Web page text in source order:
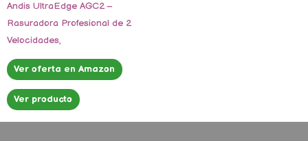
Andis UltraEdge AGC2 –
Rasuradora Profesional de 2
Velocidades,
Ver oferta en Amazon
Ver producto